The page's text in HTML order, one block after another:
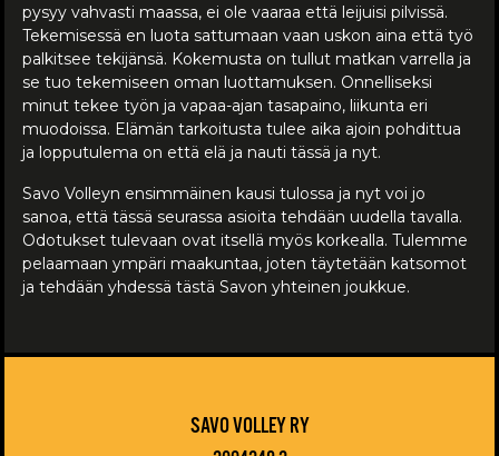
pysyy vahvasti maassa, ei ole vaaraa että leijuisi pilvissä.
Tekemisessä en luota sattumaan vaan uskon aina että työ
palkitsee tekijänsä. Kokemusta on tullut matkan varrella ja
se tuo tekemiseen oman luottamuksen. Onnelliseksi
minut tekee työn ja vapaa-ajan tasapaino, liikunta eri
muodoissa. Elämän tarkoitusta tulee aika ajoin pohdittua
ja lopputulema on että elä ja nauti tässä ja nyt.
Savo Volleyn ensimmäinen kausi tulossa ja nyt voi jo
sanoa, että tässä seurassa asioita tehdään uudella tavalla.
Odotukset tulevaan ovat itsellä myös korkealla. Tulemme
pelaamaan ympäri maakuntaa, joten täytetään katsomot
ja tehdään yhdessä tästä Savon yhteinen joukkue.
SAVO VOLLEY RY